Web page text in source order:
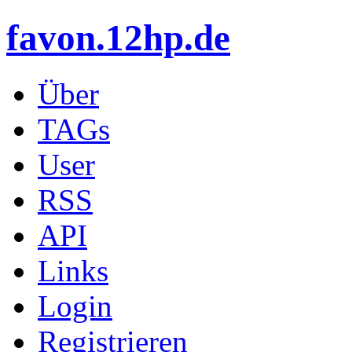
favon.12hp.de
Über
TAGs
User
RSS
API
Links
Login
Registrieren